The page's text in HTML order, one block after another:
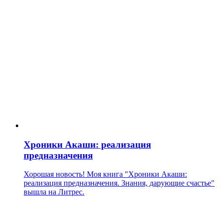
Хроники Акаши: реализация
предназначения
Хорошая новость! Моя книга "Хроники Акаши:
реализация предназначения. Знания, дарующие счастье"
вышла на Литрес.